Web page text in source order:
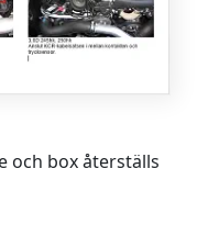
och box återställs